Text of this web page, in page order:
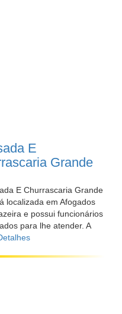
E
Grande
E Churrascaria Grande
localizada em Afogados
e possui funcionários
para lhe atender. A